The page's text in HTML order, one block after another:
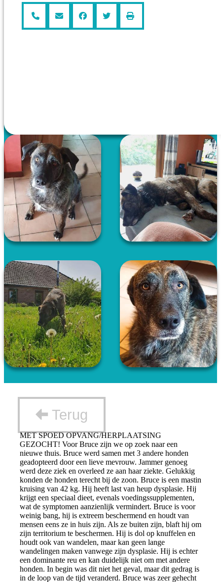
Terug
MET SPOED OPVANG/HERPLAATSING
GEZOCHT! Voor Bruce zijn we op zoek naar een
nieuwe thuis. Bruce werd samen met 3 andere honden
geadopteerd door een lieve mevrouw. Jammer genoeg
werd deze ziek en overleed ze aan haar ziekte. Gelukkig
konden de honden terecht bij de zoon. Bruce is een mastin
kruising van 42 kg. Hij heeft last van heup dysplasie. Hij
krijgt een speciaal dieet, evenals voedingssupplementen,
wat de symptomen aanzienlijk vermindert. Bruce is voor
weinig bang, hij is extreem beschermend en houdt van
mensen eens ze in huis zijn. Als ze buiten zijn, blaft hij om
zijn territorium te beschermen. Hij is dol op knuffelen en
houdt ook van wandelen, maar kan geen lange
wandelingen maken vanwege zijn dysplasie. Hij is echter
een dominante reu en kan duidelijk niet om met andere
honden. In begin was dit niet het geval, maar dit gedrag is
in de loop van de tijd veranderd. Bruce was zeer gehecht